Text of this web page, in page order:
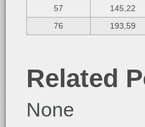
57
145,22
76
193,59
Related
None